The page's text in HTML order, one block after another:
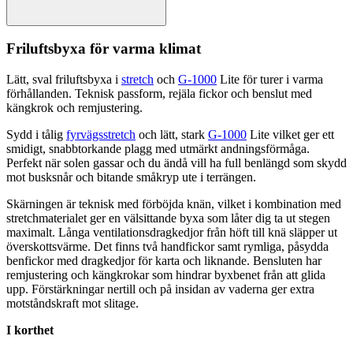
Friluftsbyxa för varma klimat
Lätt, sval friluftsbyxa i stretch och G-1000 Lite för turer i varma
förhållanden. Teknisk passform, rejäla fickor och benslut med
kängkrok och remjustering.
Sydd i tålig fyrvägsstretch och lätt, stark G-1000 Lite vilket ger ett
smidigt, snabbtorkande plagg med utmärkt andningsförmåga.
Perfekt när solen gassar och du ändå vill ha full benlängd som skydd
mot busksnår och bitande småkryp ute i terrängen.
Skärningen är teknisk med förböjda knän, vilket i kombination med
stretchmaterialet ger en välsittande byxa som låter dig ta ut stegen
maximalt. Långa ventilationsdragkedjor från höft till knä släpper ut
överskottsvärme. Det finns två handfickor samt rymliga, påsydda
benfickor med dragkedjor för karta och liknande. Bensluten har
remjustering och kängkrokar som hindrar byxbenet från att glida
upp. Förstärkningar nertill och på insidan av vaderna ger extra
motståndskraft mot slitage.
I korthet